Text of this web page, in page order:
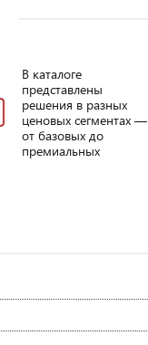
В каталоге
представлены
решения в разных
ценовых сегментах —
от базовых до
премиальных